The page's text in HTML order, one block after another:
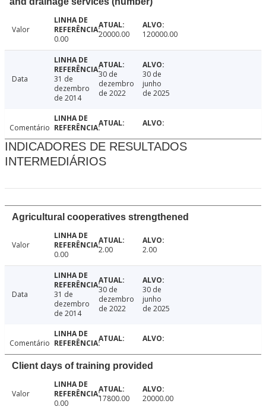
Valor
0.00
20000.00 120000.00
Data
31 de
dezembro
de 2014
30 de
dezembro
de 2022
30 de
junho
de 2025
Comentário
INDICADORES DE RESULTADOS
INTERMEDIÁRIOS
Agricultural cooperatives strengthened
Valor
0.00
2.00 2.00
Data
31 de
dezembro
de 2014
30 de
dezembro
de 2022
30 de
junho
de 2025
Comentário
Client days of training provided
Valor
0.00
17800.00 20000.00